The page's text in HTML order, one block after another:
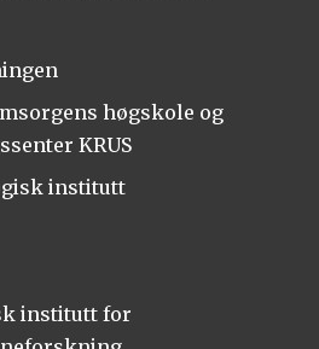
høgskole og
KRUS
institutt
institutt for